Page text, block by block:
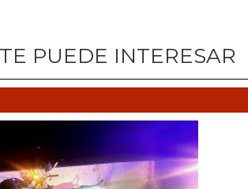
PUEDE INTERESAR